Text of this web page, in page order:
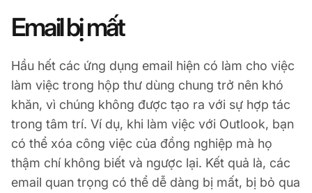
Email bị mất
Hầu hết các ứng dụng email hiện có làm cho việc
làm việc trong hộp thư dùng chung trở nên khó
khăn, vì chúng không được tạo ra với sự hợp tác
trong tâm trí. Ví dụ, khi làm việc với Outlook, bạn
có thể xóa công việc của đồng nghiệp mà họ
thậm chí không biết và ngược lại. Kết quả là, các
email quan trọng có thể dễ dàng bị mất, bị bỏ qua